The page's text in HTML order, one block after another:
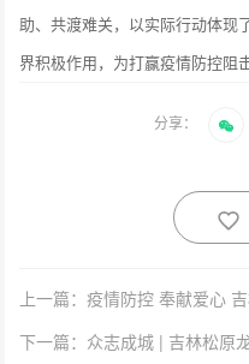
助、共渡难关，以实际行动体现
界积极作用，为打赢疫情防控阻
分享：
上一篇：疫情防控 奉献爱心